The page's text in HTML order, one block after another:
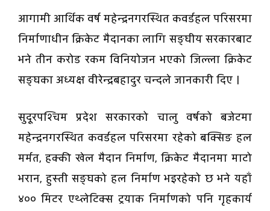
आगामी आर्थिक वर्ष महेन्द्रनगरस्थित कवर्डहल परिसरमा
निर्माणाधीन क्रिकेट मैदानका लागि सङ्घीय सरकारबाट
भने तीन करोड रकम विनियोजन भएको जिल्ला क्रिकेट
सङ्घका अध्यक्ष वीरेन्द्रबहादुर चन्दले जानकारी दिए ।
सुदूरपश्चिम प्रदेश सरकारको चालु वर्षको बजेटमा
महेन्द्रनगरस्थित कवर्डहल परिसरमा रहेको बक्सिङ हल
मर्मत, हक्की खेल मैदान निर्माण, क्रिकेट मैदानमा माटो
भरान, हुस्ती सङ्घको हल निर्माण भइरहेको छ भने यहाँ
४०० मिटर एथ्लेटिक्स ट्रयाक निर्माणको पनि गृहकार्य